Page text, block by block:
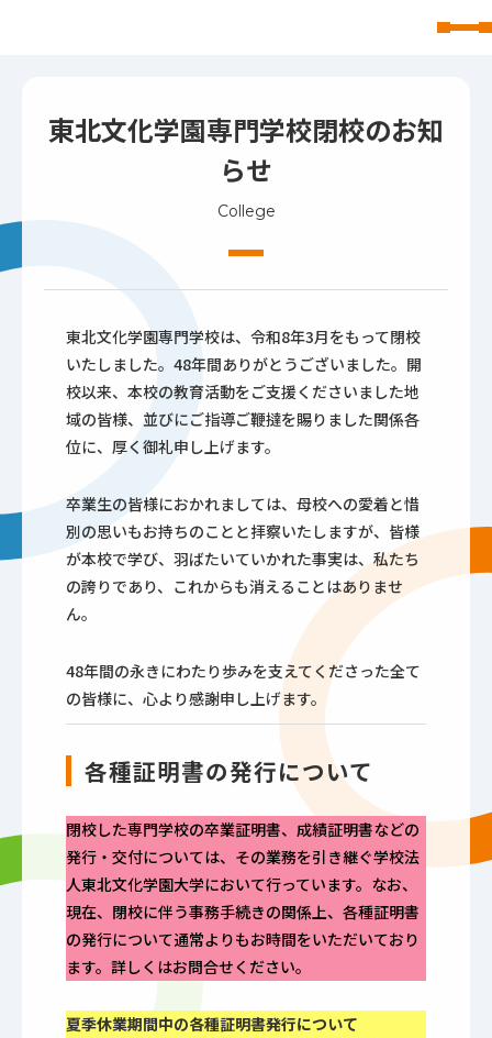
東北文化学園専門学校閉校のお知
らせ
College
東北文化学園専門学校は、令和8年3月をもって閉校
いたしました。48年間ありがとうございました。開
校以来、本校の教育活動をご支援くださいました地
域の皆様、並びにご指導ご鞭撻を賜りました関係各
位に、厚く御礼申し上げます。
卒業生の皆様におかれましては、母校への愛着と惜
別の思いもお持ちのことと拝察いたしますが、皆様
が本校で学び、羽ばたいていかれた事実は、私たち
の誇りであり、これからも消えることはありませ
ん。
48年間の永きにわたり歩みを支えてくださった全て
の皆様に、心より感謝申し上げます。
各種証明書の発行について
閉校した専門学校の卒業証明書、成績証明書などの
発行・交付については、その業務を引き継ぐ学校法
人東北文化学園大学において行っています。なお、
現在、閉校に伴う事務手続きの関係上、各種証明書
の発行について通常よりもお時間をいただいており
ます。詳しくはお問合せください。
夏季休業期間中の各種証明書発行について